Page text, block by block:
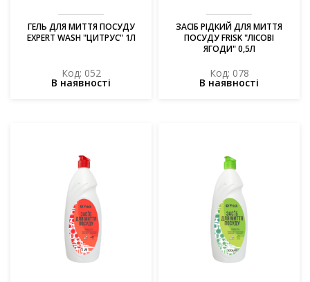
ГЕЛЬ ДЛЯ МИТТЯ ПОСУДУ
EXPERT WASH "ЦИТРУС" 1Л
Код: 052
В наявності
ЗАСІБ РІДКИЙ ДЛЯ МИТТЯ
ПОСУДУ FRISK "ЛІСОВІ
ЯГОДИ" 0,5Л
Код: 078
В наявності